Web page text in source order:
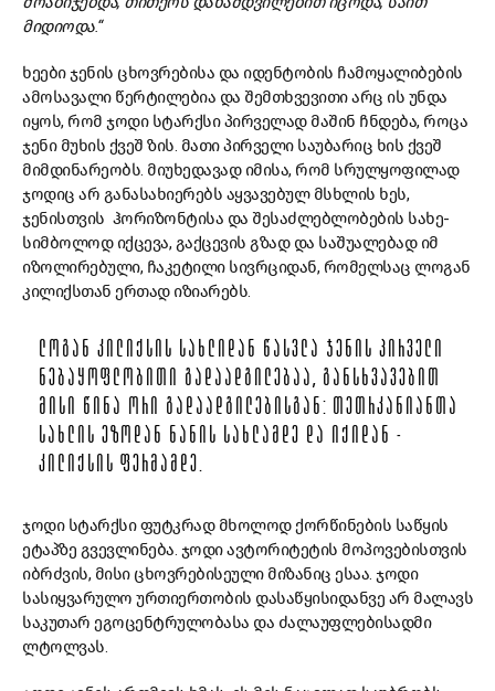
მიდიოდა.“
ხეები ჯენის ცხოვრებისა და იდენტობის ჩამოყალიბების
ამოსავალი წერტილებია და შემთხვევითი არც ის უნდა
იყოს, რომ ჯოდი სტარქსი პირველად მაშინ ჩნდება, როცა
ჯენი მუხის ქვეშ ზის. მათი პირველი საუბარიც ხის ქვეშ
მიმდინარეობს. მიუხედავად იმისა, რომ სრულყოფილად
ჯოდიც არ განასახიერებს აყვავებულ მსხლის ხეს,
ჯენისთვის ჰორიზონტისა და შესაძლებლობების სახე-
სიმბოლოდ იქცევა, გაქცევის გზად და საშუალებად იმ
იზოლირებული, ჩაკეტილი სივრციდან, რომელსაც ლოგან
კილიქსთან ერთად იზიარებს.
ᲚᲝᲒᲐᲜ ᲙᲘᲚᲘᲥᲡᲘᲡ ᲡᲐᲮᲚᲘᲓᲐᲜ ᲬᲐᲡᲕᲚᲐ ᲯᲔᲜᲘᲡ ᲞᲘᲠᲕᲔᲚᲘ
ᲜᲔᲑᲐᲧᲝᲤᲚᲝᲑᲘᲗᲘ ᲒᲐᲓᲐᲐᲓᲒᲘᲚᲔᲑᲐᲐ, ᲒᲐᲜᲡᲮᲕᲐᲕᲔᲑᲘᲗ
ᲛᲘᲡᲘ ᲬᲘᲜᲐ ᲝᲠᲘ ᲒᲐᲓᲐᲐᲓᲒᲘᲚᲔᲑᲘᲡᲒᲐᲜ: ᲗᲔᲗᲠᲙᲐᲜᲘᲐᲜᲗᲐ
ᲡᲐᲮᲚᲘᲡ ᲔᲖᲝᲓᲐᲜ ᲜᲐᲜᲘᲡ ᲡᲐᲮᲚᲐᲛᲓᲔ ᲓᲐ ᲘᲥᲘᲓᲐᲜ -
ᲙᲘᲚᲘᲥᲡᲘᲡ ᲤᲔᲠᲛᲐᲛᲓᲔ.
ჯოდი სტარქსი ფუტკრად მხოლოდ ქორწინების საწყის
ეტაპზე გვევლინება. ჯოდი ავტორიტეტის მოპოვებისთვის
იბრძვის, მისი ცხოვრებისეული მიზანიც ესაა. ჯოდი
სასიყვარულო ურთიერთობის დასაწყისიდანვე არ მალავს
საკუთარ ეგოცენტრულობასა და ძალაუფლებისადმი
ლტოლვას.